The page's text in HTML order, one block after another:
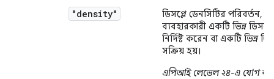
"density"
ডিসপ্লে ডেনসিটির পরিবর্তন,
ব্যবহারকারী একটি ভিন্ন
নির্দিষ্ট করেন বা একটি ভিন্ন
সক্রিয় হয়।
এপিআই লেভেল ২৪-এ যোগ